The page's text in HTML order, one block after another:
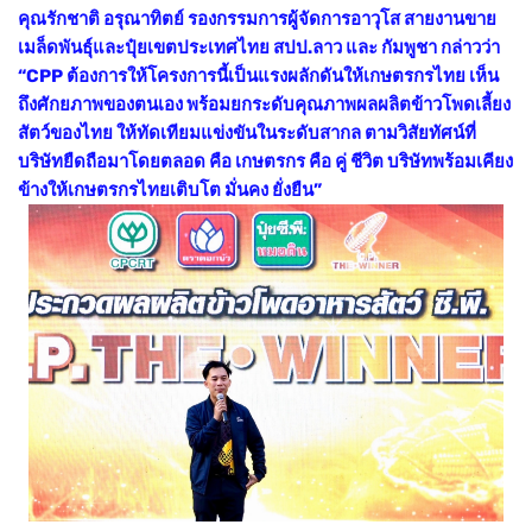
คุณรักชาติ อรุณาทิตย์ รองกรรมการผู้จัดการอาวุโส สายงานขาย
เมล็ดพันธุ์และปุ๋ยเขตประเทศไทย สปป.ลาว และ กัมพูชา กล่าวว่า
“CPP ต้องการให้โครงการนี้เป็นแรงผลักดันให้เกษตรกรไทย เห็น
ถึงศักยภาพของตนเอง พร้อมยกระดับคุณภาพผลผลิตข้าวโพดเลี้ยง
สัตว์ของไทย ให้ทัดเทียมแข่งขันในระดับสากล ตามวิสัยทัศน์ที่
บริษัทยืดถือมาโดยตลอด คือ เกษตรกร คือ คู่ ชีวิต บริษัทพร้อมเคียง
ข้างให้เกษตรกรไทยเติบโต มั่นคง ยั่งยืน”